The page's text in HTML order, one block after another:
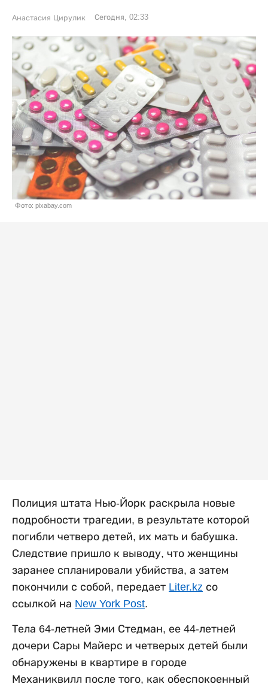
Анастасия Цирулик Сегодня, 02:33
Фото: pixabay.com
Полиция штата Нью-Йорк раскрыла новые
подробности трагедии, в результате которой
погибли четверо детей, их мать и бабушка.
Следствие пришло к выводу, что женщины
заранее спланировали убийства, а затем
покончили с собой, передает Liter.kz со
ссылкой на New York Post.
Тела 64-летней Эми Стедман, ее 44-летней
дочери Сары Майерс и четверых детей были
обнаружены в квартире в городе
Механиквилл после того, как обеспокоенный